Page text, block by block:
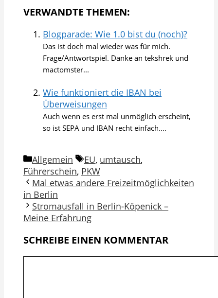
VERWANDTE THEMEN:
Blogparade: Wie 1.0 bist du (noch)?
Das ist doch mal wieder was für mich.
Frage/Antwortspiel. Danke an tekshrek und
mactomster...
Wie funktioniert die IBAN bei
Überweisungen
Auch wenn es erst mal unmöglich erscheint,
so ist SEPA und IBAN recht einfach....
Kategorien
Allgemein Schlagwörter
EU, umtausch,
Führerschein, PKW
Mal etwas andere Freizeitmöglichkeiten
in Berlin
Stromausfall in Berlin-Köpenick –
Meine Erfahrung
SCHREIBE EINEN KOMMENTAR